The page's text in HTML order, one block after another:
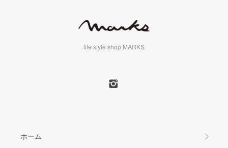
life style shop MARKS
ホーム